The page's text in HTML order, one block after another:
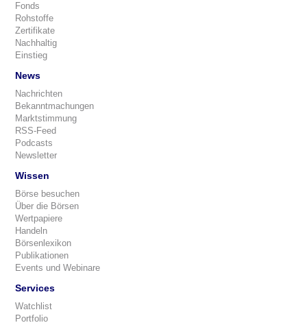
Fonds
Rohstoffe
Zertifikate
Nachhaltig
Einstieg
News
Nachrichten
Bekanntmachungen
Marktstimmung
RSS-Feed
Podcasts
Newsletter
Wissen
Börse besuchen
Über die Börsen
Wertpapiere
Handeln
Börsenlexikon
Publikationen
Events und Webinare
Services
Watchlist
Portfolio